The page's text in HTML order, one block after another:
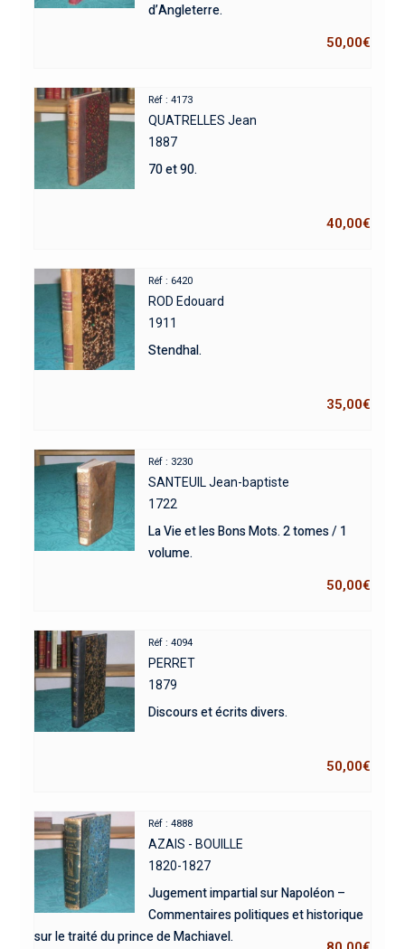
d’Angleterre.
50,00€
Réf : 4173
QUATRELLES Jean
1887
70 et 90.
40,00€
Réf : 6420
ROD Edouard
1911
Stendhal.
35,00€
Réf : 3230
SANTEUIL Jean-baptiste
1722
La Vie et les Bons Mots. 2 tomes / 1
volume.
50,00€
Réf : 4094
PERRET
1879
Discours et écrits divers.
50,00€
Réf : 4888
AZAIS - BOUILLE
1820-1827
Jugement impartial sur Napoléon –
Commentaires politiques et historique
sur le traité du prince de Machiavel.